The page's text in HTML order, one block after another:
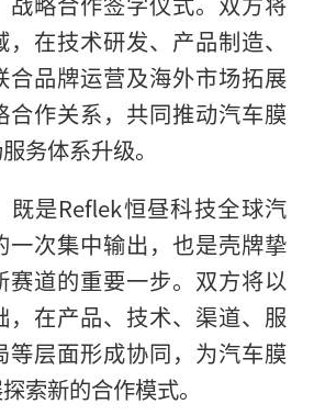
在技术研发、产品制造、
合品牌运营及海外市场拓展
合作关系，共同推动汽车膜
务体系升级。
既是Reflek恒昼科技全球汽
一次集中输出，也是壳牌挚
赛道的重要一步。双方将以
，在产品、技术、渠道、服
等层面形成协同，为汽车膜
索新的合作模式。